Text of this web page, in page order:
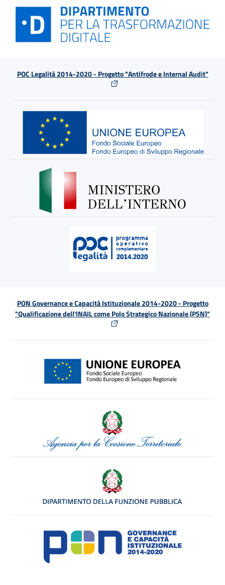
POC Legalità 2014-2020 - Progetto "Antifrode e Internal Audit"
PON Governance e Capacità Istituzionale 2014-2020 - Progetto
"Qualificazione dell'INAIL come Polo Strategico Nazionale (PSN)"